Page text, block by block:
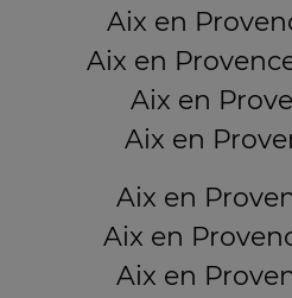
Aix en
Aix en
Aix en
Aix en
Aix en
Aix en
Aix en